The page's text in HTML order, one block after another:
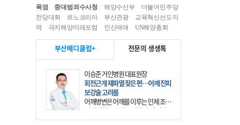
폭염 중대범죄수사청 해양수산부
더불어민주당
전당대회
르노코리아 부산관광
교육혁신선도지
역
극지해양미래포럼 인신매매 UN해양총회
부산메디클럽+ 전문의 생생톡
이승준 거인병원 대표원장
회전근개 재파열 잦은 편…어깨 진피
보강술 고려를
어깨병변은 어깨를 이루는 인체 조직
에 발생하는 손상을 말한다. 여기에
는 오십견과 회전근개 증후군, 어깨